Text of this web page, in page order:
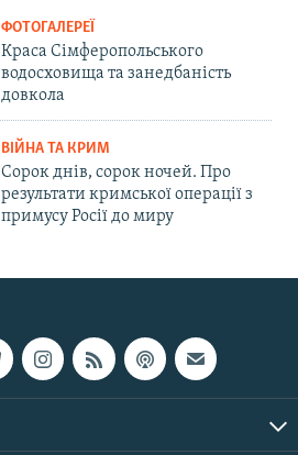
ФОТОГАЛЕРЕЇ
Краса Сімферопольського
водосховища та занедбаність
довкола
ВІЙНА ТА КРИМ
Сорок днів, сорок ночей. Про
результати кримської операції з
примусу Росії до миру